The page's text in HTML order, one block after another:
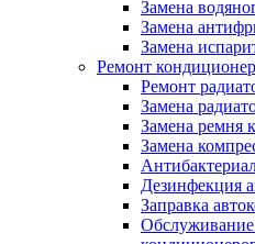
Замена
Замена
Замена
Ремонт
Ремонт
Замена
Замена ремня
Замена
Дезинфекция
Заправка